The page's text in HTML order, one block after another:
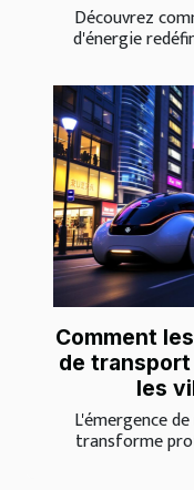
Découvrez
d'énergie
Comment
de
les
L'émergence
transforme